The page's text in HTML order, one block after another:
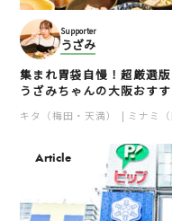
Supporter
うざみ
集まれ胃袋自慢！超厳選版
うざみちゃんの大阪おす
キタ（梅田・天満） ミナミ
Article